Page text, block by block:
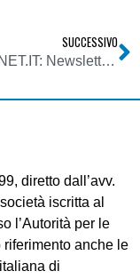
SUCCESSIVO
NEWSLINET.IT: Newsletter n. 813 del 15/07/2015
diretto dall’avv.
iscritta al
l’Autorità per le
anche le
di